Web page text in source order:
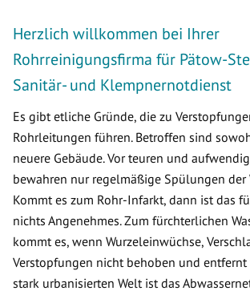
Herzlich willkommen bei Ihrer
Rohrreinigungsfirma für Pätow-
Sanitär- und Klempnernotdienst
Es gibt etliche Gründe, die zu
Rohrleitungen führen. Betroffen sind
neuere Gebäude. Vor teuren und
bewahren nur regelmäßige Spülungen der
Kommt es zum Rohr-Infarkt, dann ist das
nichts Angenehmes. Zum fürchterlichen
kommt es, wenn Wurzeleinwüchse,
Verstopfungen nicht behoben und entfernt
stark urbanisierten Welt ist das